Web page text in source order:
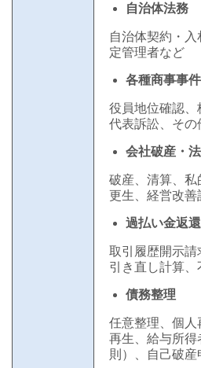
自治体法務
自治体契約・
定管理者など
各種商事事件
役員地位確認、
代表訴訟、その
会社破産・
破産、清算、私
更生、経営改善
過払い金返
取引履歴開示請
引き直し計算
債務整理
任意整理、個人
再生、給与所
則）、自己破産